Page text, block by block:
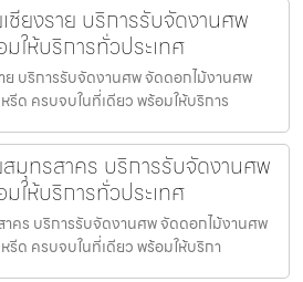
ชียงราย บริการรับจัดงานศพ
ให้บริการทั่วประเทศ
ย บริการรับจัดงานศพ จัดดอกไม้งานศพ
รีด ครบจบในที่เดียว พร้อมให้บริการ
สมุทรสาคร บริการรับจัดงานศพ
ให้บริการทั่วประเทศ
าคร บริการรับจัดงานศพ จัดดอกไม้งานศพ
รีด ครบจบในที่เดียว พร้อมให้บริกา